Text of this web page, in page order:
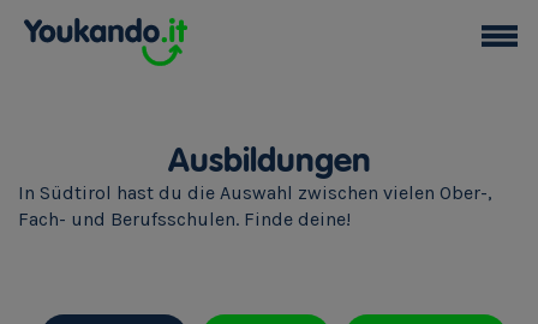
Ausbildungen
In Südtirol hast du die Auswahl zwischen vielen Ober-,
Fach- und Berufsschulen. Finde deine!